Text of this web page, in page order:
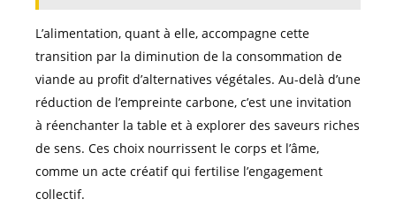
L’alimentation, quant à elle, accompagne cette
transition par la diminution de la consommation de
viande au profit d’alternatives végétales. Au-delà d’une
réduction de l’empreinte carbone, c’est une invitation
à réenchanter la table et à explorer des saveurs riches
de sens. Ces choix nourrissent le corps et l’âme,
comme un acte créatif qui fertilise l’engagement
collectif.